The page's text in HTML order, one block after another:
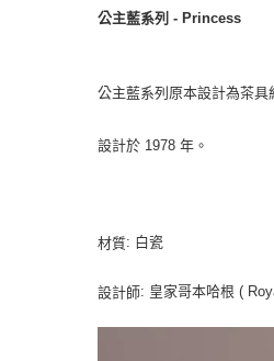
公主藍系列 - Princess
公主藍系列原本設計為茶具
設計於 1978 年。
材質: 白瓷
設計師: 皇家哥本哈根 (